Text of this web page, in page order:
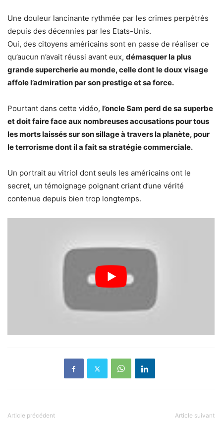
Une douleur lancinante rythmée par les crimes perpétrés
depuis des décennies par les Etats-Unis.
Oui, des citoyens américains sont en passe de réaliser ce
qu’aucun n’avait réussi avant eux, démasquer la plus
grande supercherie au monde, celle dont le doux visage
affole l’admiration par son prestige et sa force.
Pourtant dans cette vidéo, l’oncle Sam perd de sa superbe
et doit faire face aux nombreuses accusations pour tous
les morts laissés sur son sillage à travers la planète, pour
le terrorisme dont il a fait sa stratégie commerciale.
Un portrait au vitriol dont seuls les américains ont le
secret, un témoignage poignant criant d’une vérité
contenue depuis bien trop longtemps.
Article précédent Article suivant